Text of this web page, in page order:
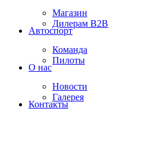
Магазин
Дилерам B2B
Автоспорт
Команда
Пилоты
О нас
Новости
Галерея
Контакты